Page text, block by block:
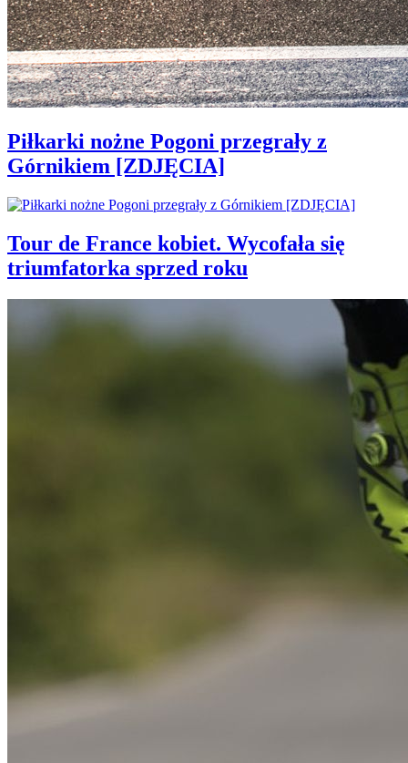
Piłkarki nożne Pogoni przegrały z
Górnikiem [ZDJĘCIA]
Tour de France kobiet. Wycofała się
triumfatorka sprzed roku